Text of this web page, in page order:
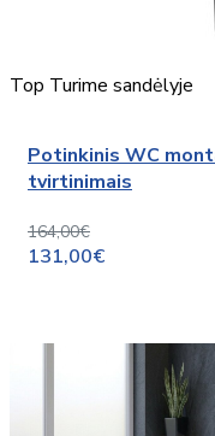
Top Turime sandėlyje
Potinkinis WC
tvirtinimais
164,00€
131,00€